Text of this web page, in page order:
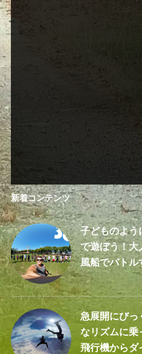
新着コンテンツ
子どものよう
で遊ぼう！大
風船でバトル
急展開にびっ
なリズムに乗
飛行機からダ